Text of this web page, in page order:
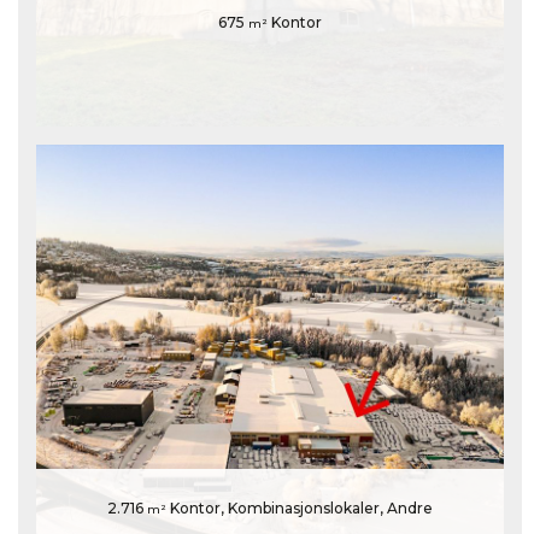
675 m² Kontor
2.716 m² Kontor, Kombinasjonslokaler, Andre